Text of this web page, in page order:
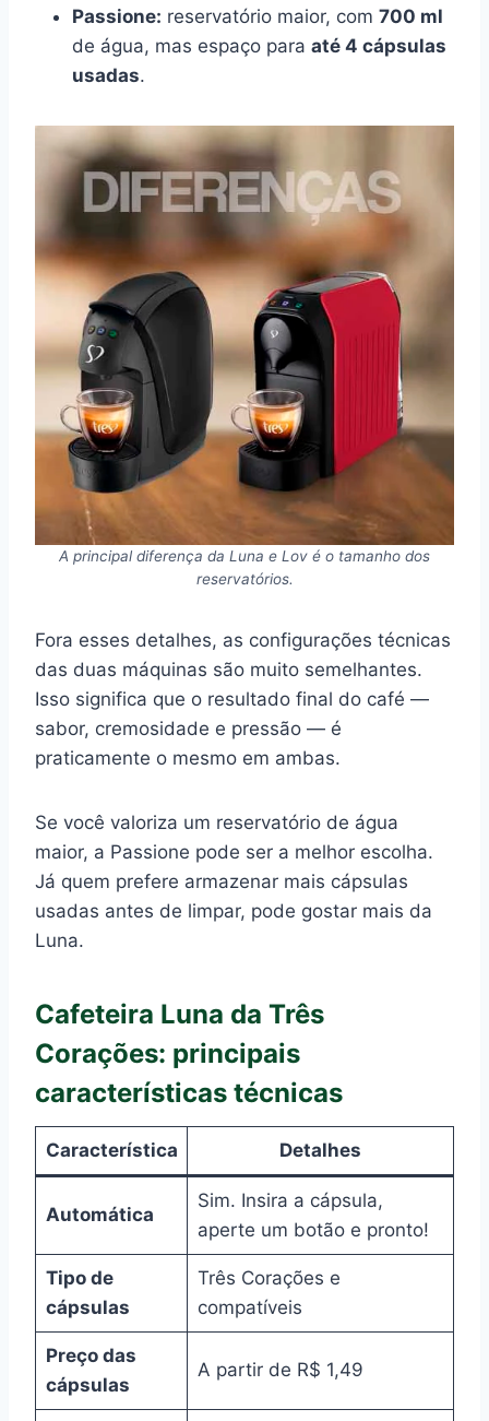
Passione: reservatório maior, com 700 ml
de água, mas espaço para até 4 cápsulas
usadas.
A principal diferença da Luna e Lov é o tamanho dos
reservatórios.
Fora esses detalhes, as configurações técnicas
das duas máquinas são muito semelhantes.
Isso significa que o resultado final do café —
sabor, cremosidade e pressão — é
praticamente o mesmo em ambas.
Se você valoriza um reservatório de água
maior, a Passione pode ser a melhor escolha.
Já quem prefere armazenar mais cápsulas
usadas antes de limpar, pode gostar mais da
Luna.
Cafeteira Luna da Três
Corações: principais
características técnicas
Característica Detalhes
Automática
Sim. Insira a cápsula,
aperte um botão e pronto!
Tipo de
cápsulas
Três Corações e
compatíveis
Preço das
cápsulas
A partir de R$ 1,49